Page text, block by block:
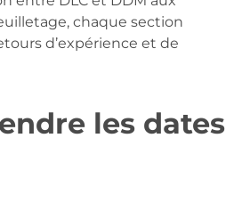
chaque section
d’expérience et de
les dates